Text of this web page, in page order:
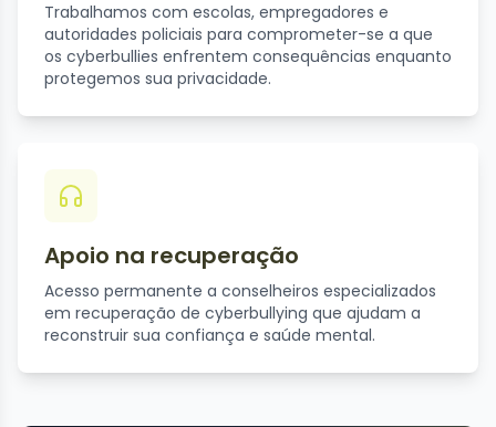
Trabalhamos com escolas, empregadores e
autoridades policiais para comprometer-se a que
os cyberbullies enfrentem consequências enquanto
protegemos sua privacidade.
Apoio na recuperação
Acesso permanente a conselheiros especializados
em recuperação de cyberbullying que ajudam a
reconstruir sua confiança e saúde mental.